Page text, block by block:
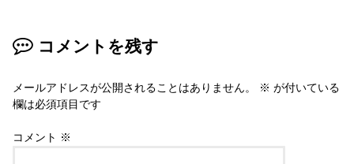
コメントを残す
メールアドレスが公開されることはありません。 ※ が付いている
欄は必須項目です
コメント ※